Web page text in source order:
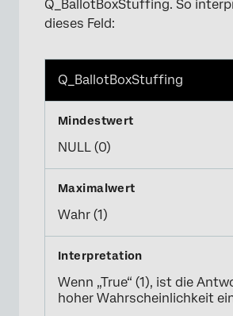
Q_BallotBoxStuffing. So
dieses Feld:
Q_BallotBoxStuffing
NULL (0)
Wahr (1)
Wenn „True“ (1), ist die
hoher Wahrscheinlichkeit